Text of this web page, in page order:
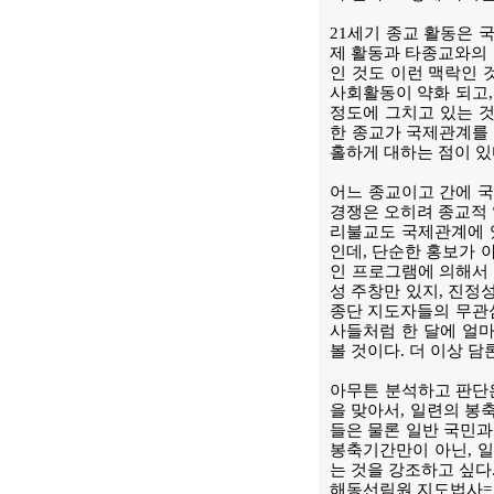
21세기 종교 활동은
제 활동과 타종교와
인 것도 이런 맥락인
사회활동이 약화 되
정도에 그치고 있는
한 종교가 국제관계
홀하게 대하는 점이
어느 종교이고 간에
경쟁은 오히려 종교
리불교도 국제관계에
인데, 단순한 홍보가
인 프로그램에 의해
성 주창만 있지, 진정
종단 지도자들의 무
사들처럼 한 달에 얼
볼 것이다. 더 이상 담
아무튼 분석하고 판
을 맞아서, 일련의 봉
들은 물론 일반 국민
봉축기간만이 아닌,
는 것을 강조하고 싶
해동선림원 지도법사